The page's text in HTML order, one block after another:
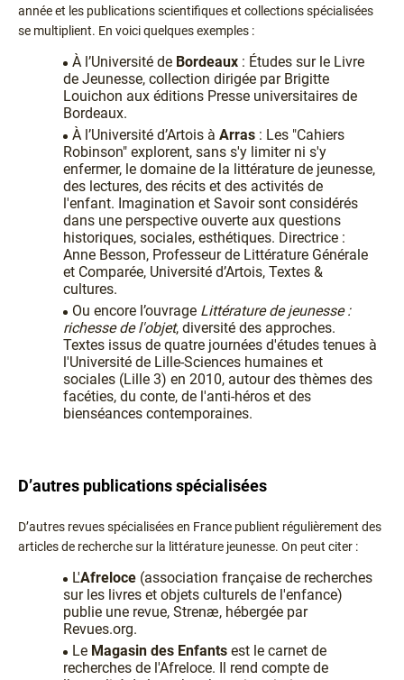
année et les publications scientifiques et collections spécialisées
se multiplient. En voici quelques exemples :
À l’Université de Bordeaux : Études sur le Livre
de Jeunesse, collection dirigée par Brigitte
Louichon aux éditions Presse universitaires de
Bordeaux.
À l’Université d’Artois à Arras : Les "Cahiers
Robinson" explorent, sans s'y limiter ni s'y
enfermer, le domaine de la littérature de jeunesse,
des lectures, des récits et des activités de
l'enfant. Imagination et Savoir sont considérés
dans une perspective ouverte aux questions
historiques, sociales, esthétiques. Directrice :
Anne Besson, Professeur de Littérature Générale
et Comparée, Université d’Artois, Textes &
cultures.
Ou encore l’ouvrage Littérature de jeunesse :
richesse de l'objet, diversité des approches.
Textes issus de quatre journées d'études tenues à
l'Université de Lille-Sciences humaines et
sociales (Lille 3) en 2010, autour des thèmes des
facéties, du conte, de l'anti-héros et des
bienséances contemporaines.
D’autres publications spécialisées
D’autres revues spécialisées en France publient régulièrement des
articles de recherche sur la littérature jeunesse. On peut citer :
L'Afreloce (association française de recherches
sur les livres et objets culturels de l'enfance)
publie une revue, Strenæ, hébergée par
Revues.org.
Le Magasin des Enfants est le carnet de
recherches de l'Afreloce. Il rend compte de